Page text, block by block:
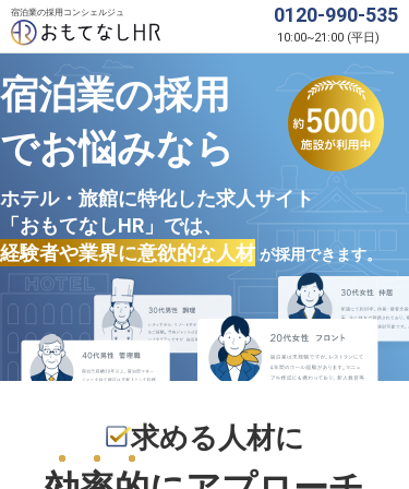
宿泊業の採用コンシェルジュ 0120-990-535
10:00~21:00 (平日)
宿泊業の採用
でお悩みなら
ホテル・旅館に特化した求人サイト
「おもてなしHR」では、
経験者や業界に意欲的な人材 が採用できます。
求める人材に